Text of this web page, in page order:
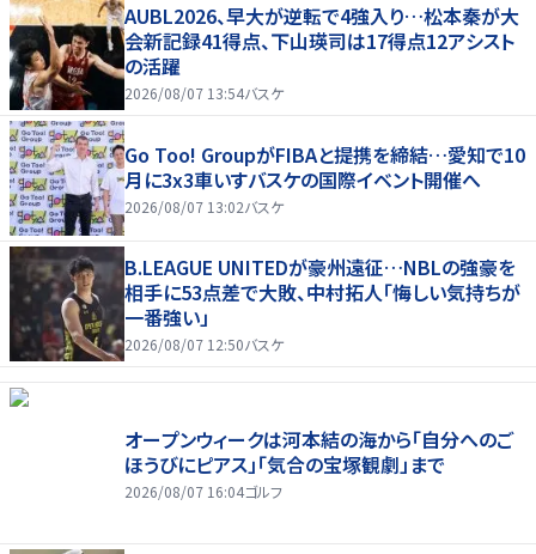
AUBL2026、早大が逆転で4強入り…松本秦が大
会新記録41得点、下山瑛司は17得点12アシスト
の活躍
2026/08/07 13:54バスケ
Go Too! GroupがFIBAと提携を締結…愛知で10
月に3x3車いすバスケの国際イベント開催へ
2026/08/07 13:02バスケ
B.LEAGUE UNITEDが豪州遠征…NBLの強豪を
相手に53点差で大敗、中村拓人「悔しい気持ちが
一番強い」
2026/08/07 12:50バスケ
オープンウィークは河本結の海から「自分へのご
ほうびにピアス」「気合の宝塚観劇」まで
2026/08/07 16:04ゴルフ